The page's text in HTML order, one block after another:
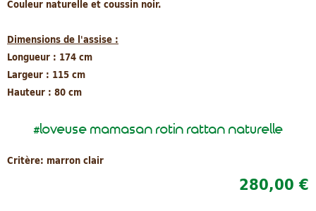
Couleur naturelle et coussin noir.
Dimensions de l'assise :
Longueur : 174 cm
Largeur : 115 cm
Hauteur : 80 cm
#loveuse mamasan rotin rattan naturelle
Critère: marron clair
280,00 €